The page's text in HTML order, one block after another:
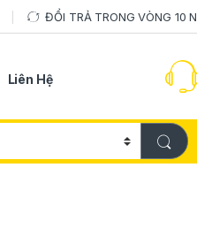
ĐỔI TRẢ TRONG VÒNG 10
Liên Hệ